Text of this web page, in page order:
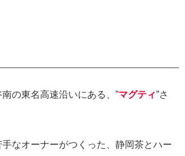
の東名高速沿いにある、”マグティ”さ
なオーナーがつくった、静岡茶とハー